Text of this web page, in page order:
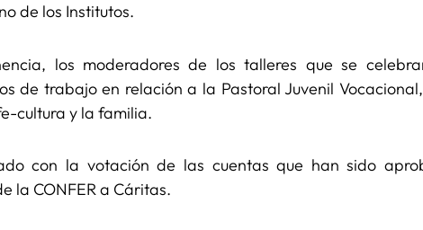
de los Institutos.
los moderadores de los talleres que se
de trabajo en relación a la Pastoral Juvenil
cultura y la familia.
con la votación de las cuentas que han sido
la CONFER a Cáritas.